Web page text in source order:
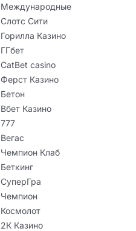
Международные
Слотс Сити
Горилла Казино
ГГбет
CatBet casino
Ферст Казино
Бетон
Вбет Казино
777
Вегас
Чемпион Клаб
Беткинг
СуперГра
Чемпион
Космолот
2К Казино